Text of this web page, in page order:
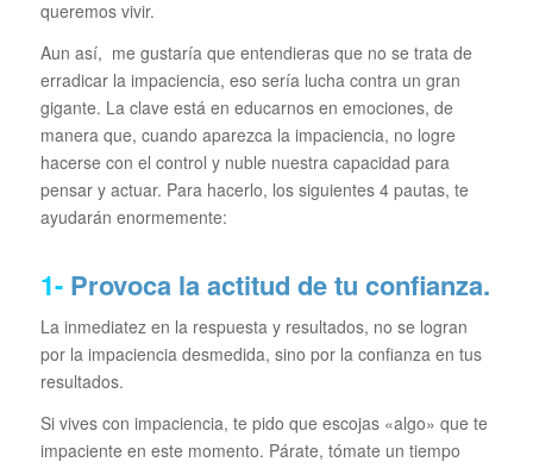
queremos vivir.
Aun así, me gustaría que entendieras que no se trata de
erradicar la impaciencia, eso sería lucha contra un gran
gigante. La clave está en educarnos en emociones, de
manera que, cuando aparezca la impaciencia, no logre
hacerse con el control y nuble nuestra capacidad para
pensar y actuar. Para hacerlo, los siguientes 4 pautas, te
ayudarán enormemente:
1-Provoca la actitud de tu confianza.
La inmediatez en la respuesta y resultados, no se logran
por la impaciencia desmedida, sino por la confianza en tus
resultados.
Si vives con impaciencia, te pido que escojas «algo» que te
impaciente en este momento. Párate, tómate un tiempo